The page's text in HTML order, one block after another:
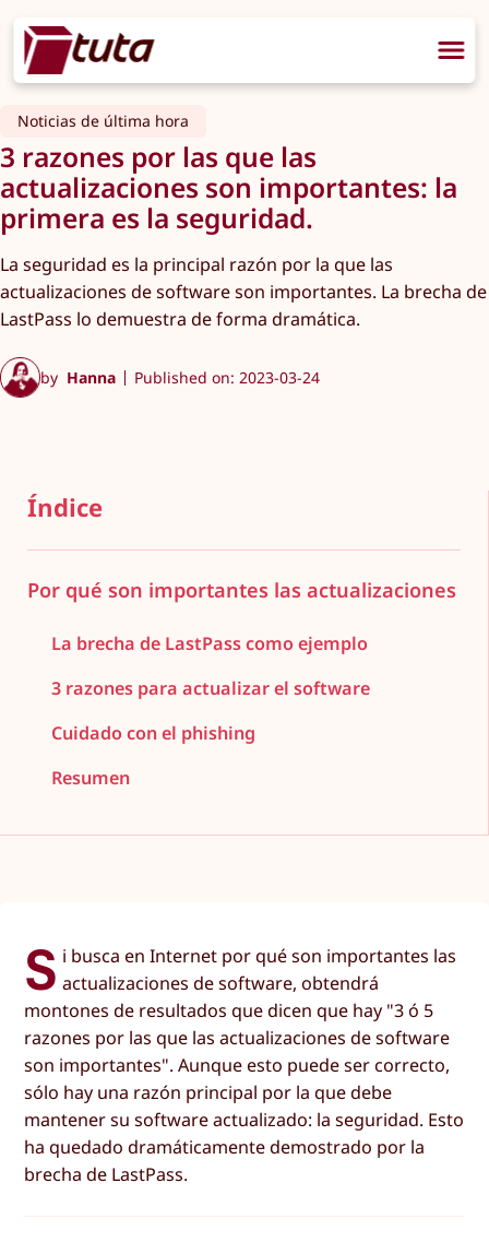
Noticias de última hora
3 razones por las que las
actualizaciones son importantes: la
primera es la seguridad.
La seguridad es la principal razón por la que las
actualizaciones de software son importantes. La brecha de
LastPass lo demuestra de forma dramática.
by Hanna Published on: 2023-03-24
Índice
Por qué son importantes las actualizaciones
La brecha de LastPass como ejemplo
3 razones para actualizar el software
Cuidado con el phishing
Resumen
S i busca en Internet por qué son importantes las
actualizaciones de software, obtendrá
montones de resultados que dicen que hay "3 ó 5
razones por las que las actualizaciones de software
son importantes". Aunque esto puede ser correcto,
sólo hay una razón principal por la que debe
mantener su software actualizado: la seguridad. Esto
ha quedado dramáticamente demostrado por la
brecha de LastPass.